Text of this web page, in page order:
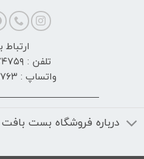
ارتباط
تلفن : ۶۶۹۷۴۷۵۹-۰۲۱
واتساپ : ۰۶۹۵۷۶۳-۰۹۱۹
درباره فروشگاه بست بافت